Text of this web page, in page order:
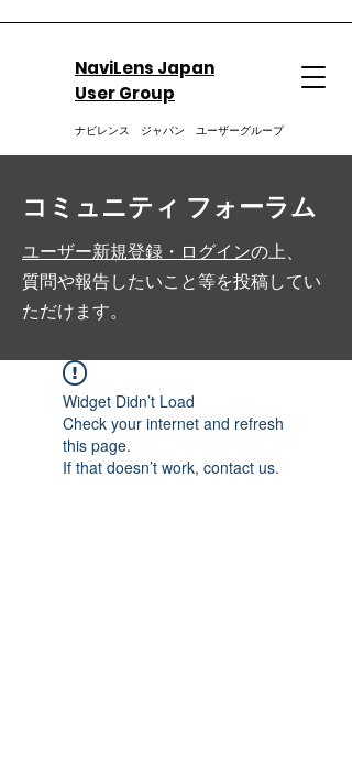
NaviLens Japan
User Group
ナビレンス ジャパン ユーザーグループ
コミュニティ フォーラム
ユーザー新規登録・ログインの上、
質問や報告したいこと等を投稿してい
ただけます。
Widget Didn’t Load
Check your internet and refresh
this page.
If that doesn’t work, contact us.